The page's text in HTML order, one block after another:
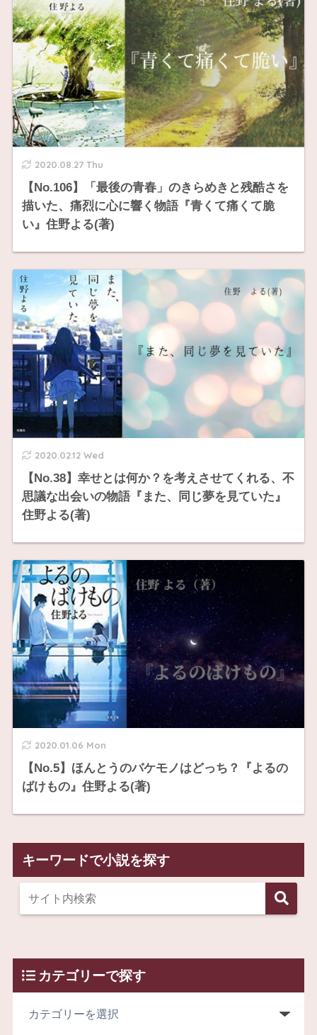
2020.08.27 Thu
【No.106】「最後の青春」のきらめきと残酷さを
描いた、痛烈に心に響く物語『青くて痛くて脆
い』住野よる(著)
2020.02.12 Wed
【No.38】幸せとは何か？を考えさせてくれる、不
思議な出会いの物語『また、同じ夢を見ていた』
住野よる(著)
2020.01.06 Mon
【No.5】ほんとうのバケモノはどっち？『よるの
ばけもの』住野よる(著)
キーワードで小説を探す
カテゴリーで探す